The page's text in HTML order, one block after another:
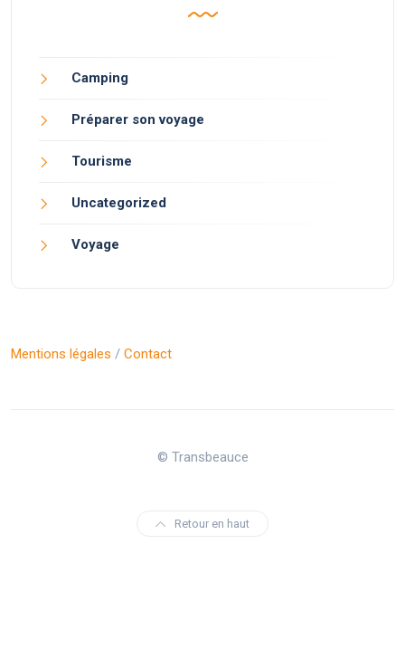
Camping
Préparer son voyage
Tourisme
Uncategorized
Voyage
Mentions légales / Contact
© Transbeauce
Retour en haut